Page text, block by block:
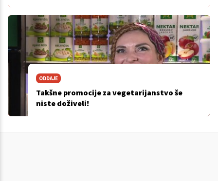
ODDAJE
Takšne promocije za vegetarijanstvo še
niste doživeli!